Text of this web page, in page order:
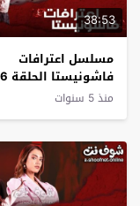
38:53
مسلسل اعترافات
فاشونيستا الحلقة 6
السادسة
منذ 5 سنوات